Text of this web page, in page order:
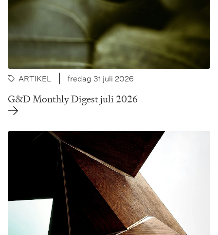
ARTIKEL fredag 31 juli 2026
G&D Monthly Digest juli 2026